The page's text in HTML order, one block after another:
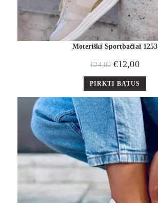
Moteriški Sportbačiai 1253
€24,00 €12,00
PIRKTI BATUS